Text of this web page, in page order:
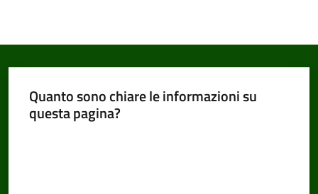
Quanto sono chiare le informazioni su
questa pagina?